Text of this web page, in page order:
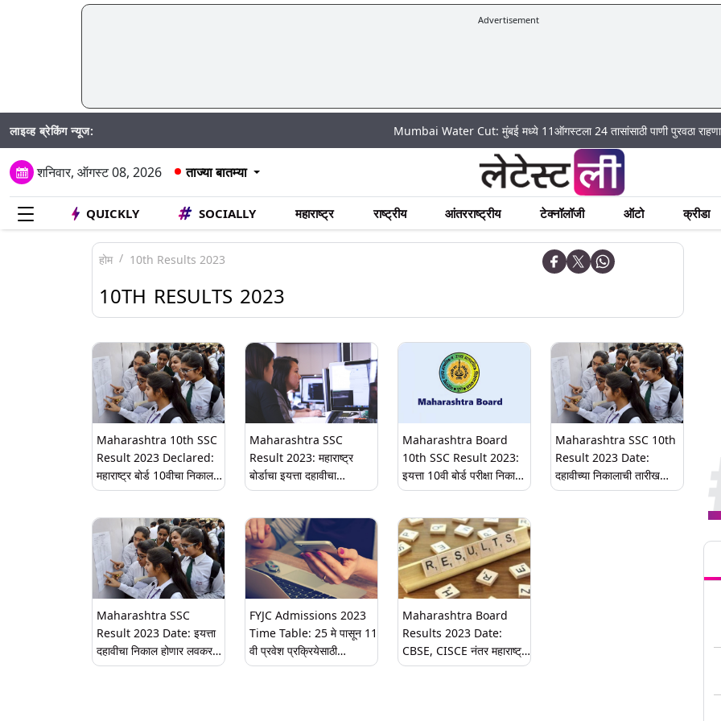
Advertisement
लाइव्ह ब्रेकिंग न्यूज: Mumbai Water Cut: मुंबई मध्ये 11ऑगस्टला 24 तासांसाठी पाणी पुरवठा राहणार बंद; पहा
शनिवार, ऑगस्ट 08, 2026 ताज्या बातम्या
QUICKLY SOCIALLY महाराष्ट्र राष्ट्रीय आंतरराष्ट्रीय टेक्नॉलॉजी ऑटो क्रीडा
होम 10th Results 2023
10TH RESULTS 2023
Maharashtra 10th SSC
Result 2023 Declared:
महाराष्ट्र बोर्ड 10वीचा निकाल
जाहीर; 'mahresult.nic
ssc.mahresults.org.in
वर पाहता येणार मार्क्स
Maharashtra SSC
Result 2023: महाराष्ट्र
बोर्डाचा इयत्ता दहावीचा
विभागनिहाय निकाल, टक्केवारीत
Maharashtra Board
10th SSC Result 2023:
इयत्ता 10वी बोर्ड परीक्षा निकाल
आज, mahahsscboard.in
आसन क्रमांक आणि नावावरुन
ऑनलाइन पाहा, डाऊनलोड करा
रिजल्ट
Maharashtra SSC 10th
Result 2023 Date:
दहावीच्या निकालाची तारीख
ठरली; निकाल लागायला काही
Maharashtra SSC
Result 2023 Date: इयत्ता
दहावीचा निकाल होणार लवकरच
जाहीर, स्कोअरकार्ड कसे पाहाल?
FYJC Admissions 2023
Time Table: 25 मे पासून 11
वी प्रवेश प्रक्रियेसाठी
ऑनलाईन रजिस्ट्रेशनका होणार
Maharashtra Board
Results 2023 Date:
CBSE, CISCE नंतर महाराष्ट्र
बोर्डच्या HSC, SSC च्या